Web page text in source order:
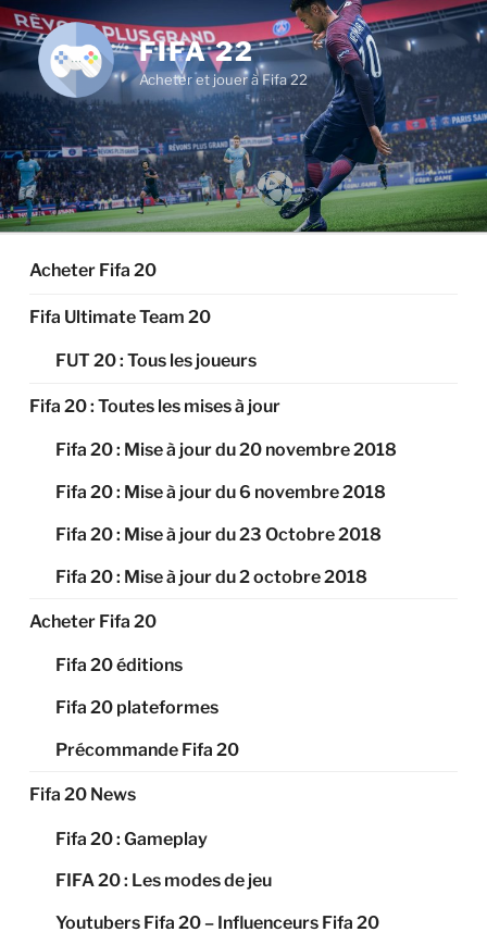
Aller
au
contenu
principal
FIFA 22
Acheter et jouer à Fifa 22
Acheter Fifa 20
Fifa Ultimate Team 20
FUT 20 : Tous les joueurs
Fifa 20 : Toutes les mises à jour
Fifa 20 : Mise à jour du 20 novembre 2018
Fifa 20 : Mise à jour du 6 novembre 2018
Fifa 20 : Mise à jour du 23 Octobre 2018
Fifa 20 : Mise à jour du 2 octobre 2018
Acheter Fifa 20
Fifa 20 éditions
Fifa 20 plateformes
Précommande Fifa 20
Fifa 20 News
Fifa 20 : Gameplay
FIFA 20 : Les modes de jeu
Youtubers Fifa 20 – Influenceurs Fifa 20